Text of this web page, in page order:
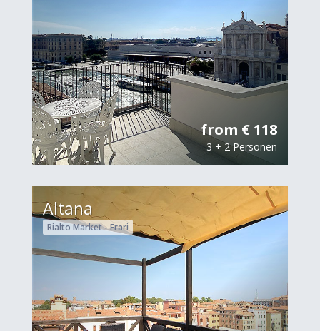
from € 118
3 + 2 Personen
Altana
Rialto Market - Frari